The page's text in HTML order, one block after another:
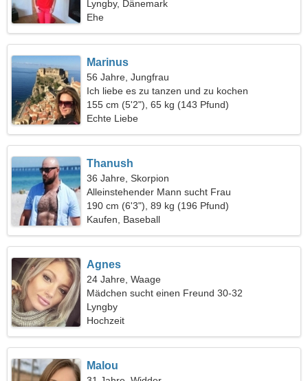
zusammen zu reisen
Lyngby, Dänemark
Ehe
Marinus
56 Jahre, Jungfrau
Ich liebe es zu tanzen und zu kochen
155 cm (5'2"), 65 kg (143 Pfund)
Echte Liebe
Thanush
36 Jahre, Skorpion
Alleinstehender Mann sucht Frau
190 cm (6'3"), 89 kg (196 Pfund)
Kaufen, Baseball
Agnes
24 Jahre, Waage
Mädchen sucht einen Freund 30-32
Lyngby
Hochzeit
Malou